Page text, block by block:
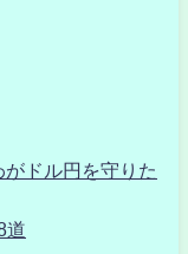
ドル円を守りた
道